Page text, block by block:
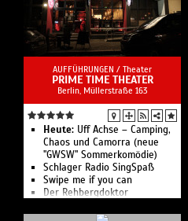
AUFFÜHRUNGEN / Theater
PRIME TIME THEATER
Berlin, ​Müllerstraße 163
Heute: Uff Achse – Camping,
Chaos und Camorra (neue
"GWSW" Sommerkomödie)
Schlager Radio SingSpaß
Swipe me if you can
Der Rehbergdoktor